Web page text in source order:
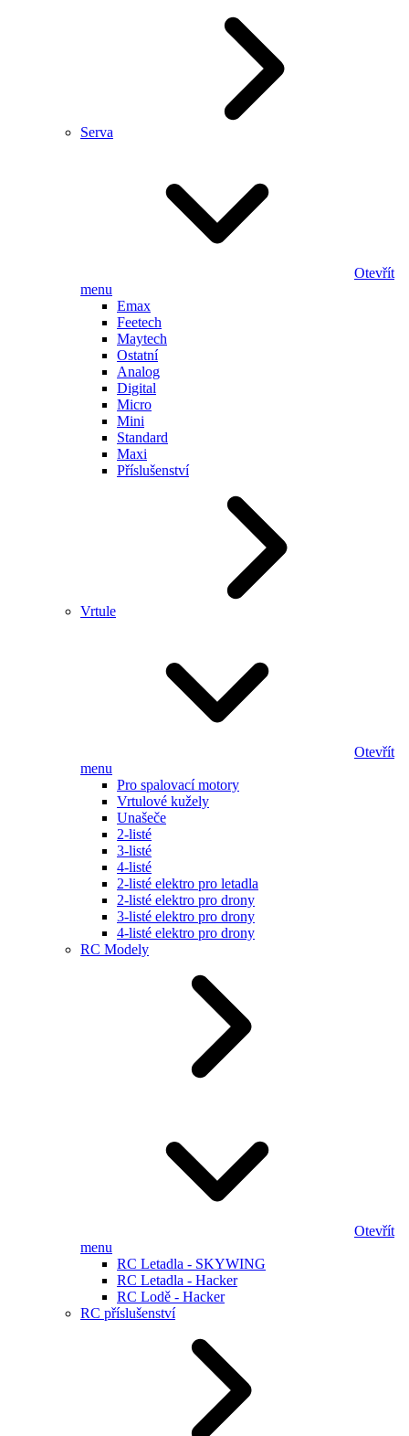
Serva
Otevřít
menu
Emax
Feetech
Maytech
Ostatní
Analog
Digital
Micro
Mini
Standard
Maxi
Příslušenství
Vrtule
Otevřít
menu
Pro spalovací motory
Vrtulové kužely
Unašeče
2-listé
3-listé
4-listé
2-listé elektro pro letadla
2-listé elektro pro drony
3-listé elektro pro drony
4-listé elektro pro drony
RC Modely
Otevřít
menu
RC Letadla - SKYWING
RC Letadla - Hacker
RC Lodě - Hacker
RC příslušenství